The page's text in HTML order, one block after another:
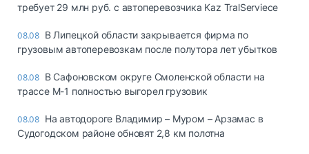
требует 29 млн руб. с автоперевозчика Kaz TralServiece
08.08 В Липецкой области закрывается фирма по
грузовым автоперевозкам после полутора лет убытков
08.08 В Сафоновском округе Смоленской области на
трассе М-1 полностью выгорел грузовик
08.08 На автодороге Владимир – Муром – Арзамас в
Судогодском районе обновят 2,8 км полотна